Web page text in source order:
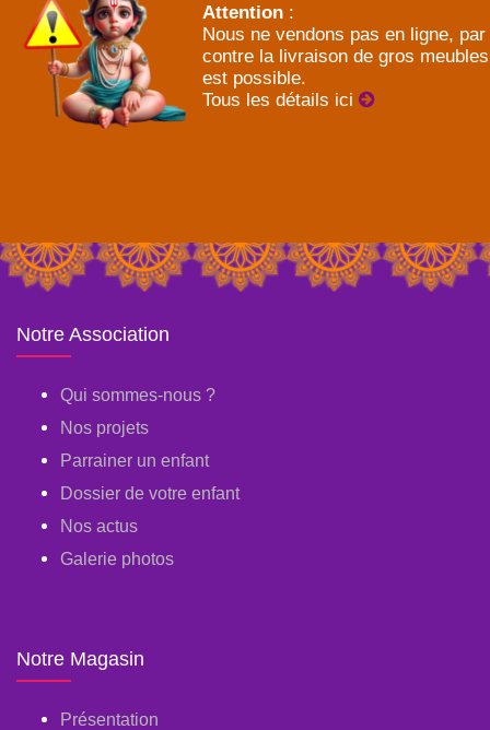
Attention :
Nous ne vendons pas en ligne, par
contre la livraison de gros meubles
est possible.
Tous les détails ici
Notre Association
Qui sommes-nous ?
Nos projets
Parrainer un enfant
Dossier de votre enfant
Nos actus
Galerie photos
Notre Magasin
Présentation